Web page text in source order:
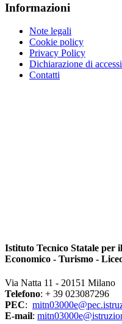
Informazioni
Note legali
Cookie policy
Privacy Policy
Dichiarazione di
Contatti
Istituto Tecnico Statale per
Economico - Turismo -
Via Natta 11 - 20151 Milano
Telefono: + 39 023087296
PEC:
E-mail: